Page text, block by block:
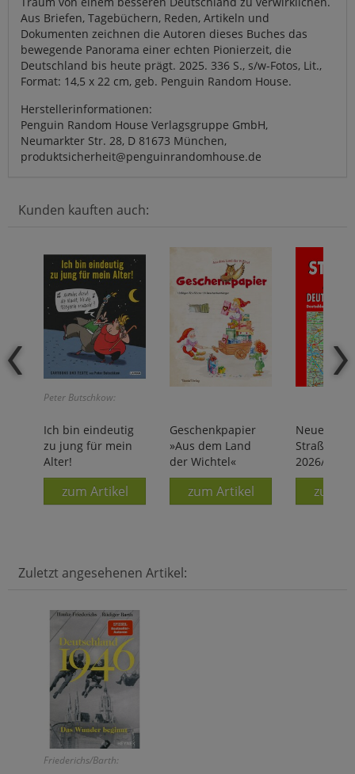
Aus Briefen, Tagebüchern, Reden, Artikeln und
Dokumenten zeichnen die Autoren dieses Buches das
bewegende Panorama einer echten Pionierzeit, die
Deutschland bis heute prägt. 2025. 336 S., s/w-Fotos, Lit.,
Format: 14,5 x 22 cm, geb. Penguin Random House.
Herstellerinformationen:
Penguin Random House Verlagsgruppe GmbH,
Neumarkter Str. 28, D 81673 München,
produktsicherheit@penguinrandomhouse.de
Kunden kauften auch:
Peter Butschkow:
Ich bin eindeutig
zu jung für mein
Alter!
zum Artikel
Geschenkpapier
»Aus dem Land
der Wichtel«
zum Artikel
Neuer
2026/2027
zum
Zuletzt angesehenen Artikel:
Friederichs/Barth: